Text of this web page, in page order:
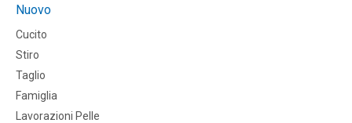
Nuovo
Cucito
Stiro
Taglio
Famiglia
Lavorazioni Pelle